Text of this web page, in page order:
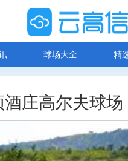
球场大全 精
庄高尔夫球场